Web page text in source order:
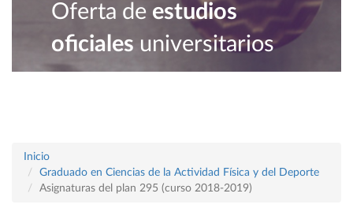
Oferta de estudios
oficiales universitarios
Inicio
Graduado en Ciencias de la Actividad Física y del Deporte
Asignaturas del plan 295 (curso 2018-2019)